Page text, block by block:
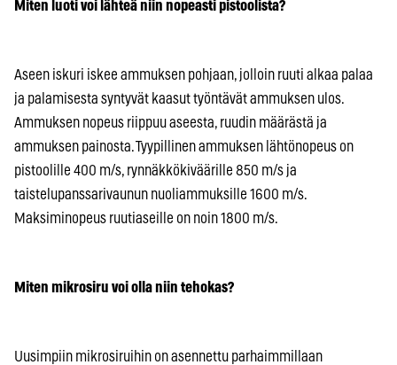
Miten luoti voi lähteä niin nopeasti pistoolista?
Aseen iskuri iskee ammuksen pohjaan, jolloin ruuti alkaa palaa
ja palamisesta syntyvät kaasut työntävät ammuksen ulos.
Ammuksen nopeus riippuu aseesta, ruudin määrästä ja
ammuksen painosta. Tyypillinen ammuksen lähtönopeus on
pistoolille 400 m/s, rynnäkkökiväärille 850 m/s ja
taistelupanssarivaunun nuoliammuksille 1600 m/s.
Maksiminopeus ruutiaseille on noin 1800 m/s.
Miten mikrosiru voi olla niin tehokas?
Uusimpiin mikrosiruihin on asennettu parhaimmillaan